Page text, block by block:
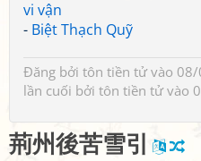
vi vận
- Biệt Thạch Quỹ
Đăng bởi tôn tiền tửvào 08/
lần cuối bởi tôn tiền tửvào
荊州後苦雪引